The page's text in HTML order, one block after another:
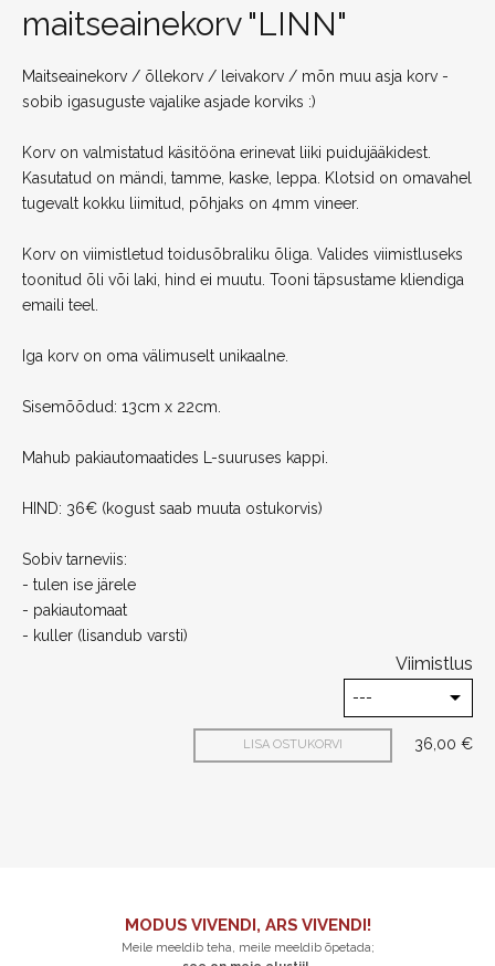
maitseainekorv "LINN"
Maitseainekorv / õllekorv / leivakorv / mõn muu asja korv -
sobib igasuguste vajalike asjade korviks :)
Korv on valmistatud käsitööna erinevat liiki puidujääkidest.
Kasutatud on mändi, tamme, kaske, leppa. Klotsid on omavahel
tugevalt kokku liimitud, põhjaks on 4mm vineer.
Korv on viimistletud toidusõbraliku õliga. Valides viimistluseks
toonitud õli või laki, hind ei muutu. Tooni täpsustame kliendiga
emaili teel.
Iga korv on oma välimuselt unikaalne.
Sisemõõdud: 13cm x 22cm.
Mahub pakiautomaatides L-suuruses kappi.
HIND: 36€ (kogust saab muuta ostukorvis)
Sobiv tarneviis:
- tulen ise järele
- pakiautomaat
- kuller (lisandub varsti)
Viimistlus
LISA OSTUKORVI 36,00 €
MODUS VIVENDI, ARS VIVENDI!
Meile meeldib teha, meile meeldib õpetada;